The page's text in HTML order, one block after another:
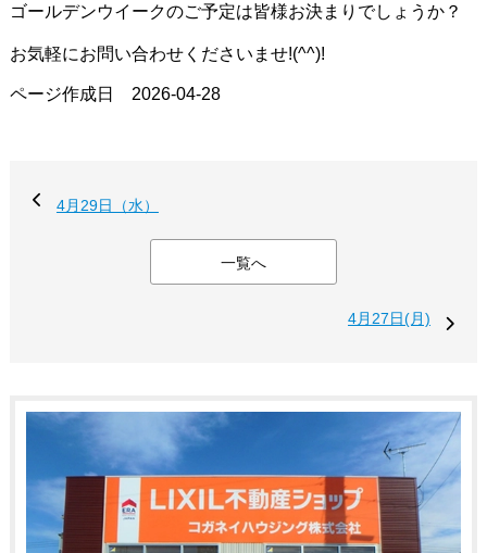
ゴールデンウイークのご予定は皆様お決まりでしょうか？
お気軽にお問い合わせくださいませ!(^^)!
ページ作成日 2026-04-28
4月29日（水）
一覧へ
4月27日(月)